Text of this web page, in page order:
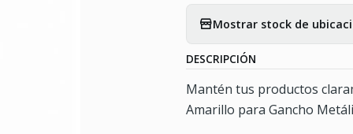
Mostrar stock de
DESCRIPCIÓN
Mantén tus productos
Amarillo para Gancho